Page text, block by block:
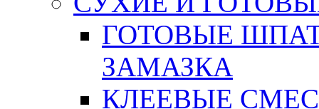
ГОТОВЫЕ
ЗАМАЗКА
КЛЕЕВЫЕ